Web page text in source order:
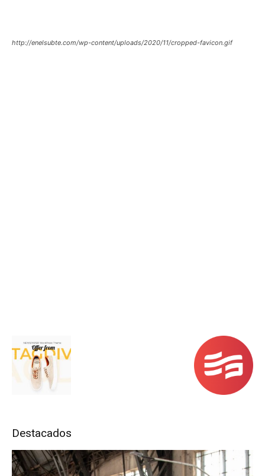
http://enelsubte.com/wp-content/uploads/2020/11/cropped-favicon.gif
Destacados